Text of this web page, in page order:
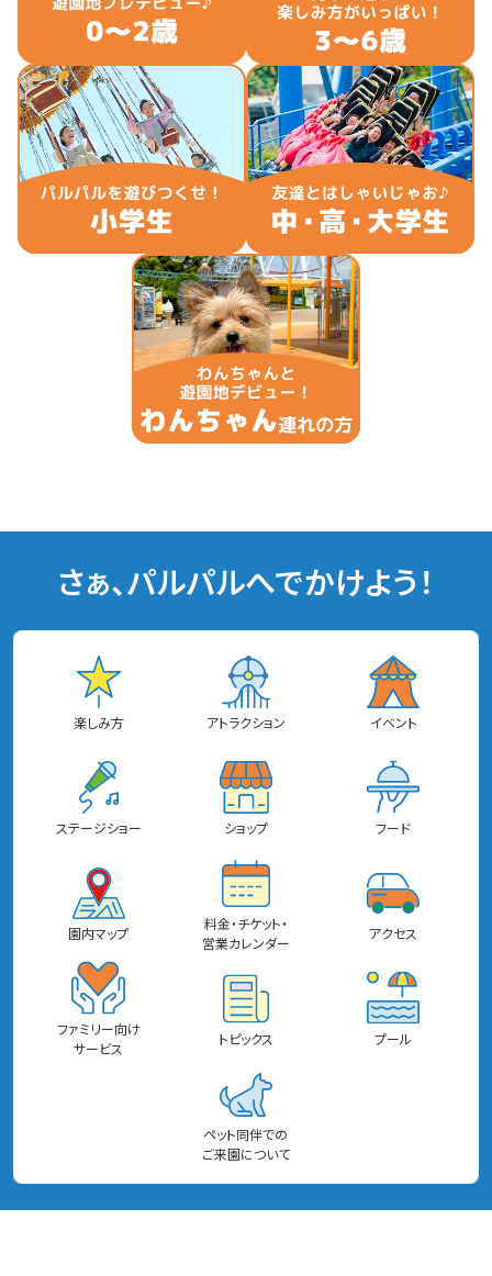
さぁ、パルパルへでかけよう！
楽しみ方 アトラクション イベント
ステージショー ショップ フード
園内マップ
料金・チケット・
営業カレンダー
アクセス
ファミリー向け
サービス
トピックス プール
ペット同伴での
ご来園について